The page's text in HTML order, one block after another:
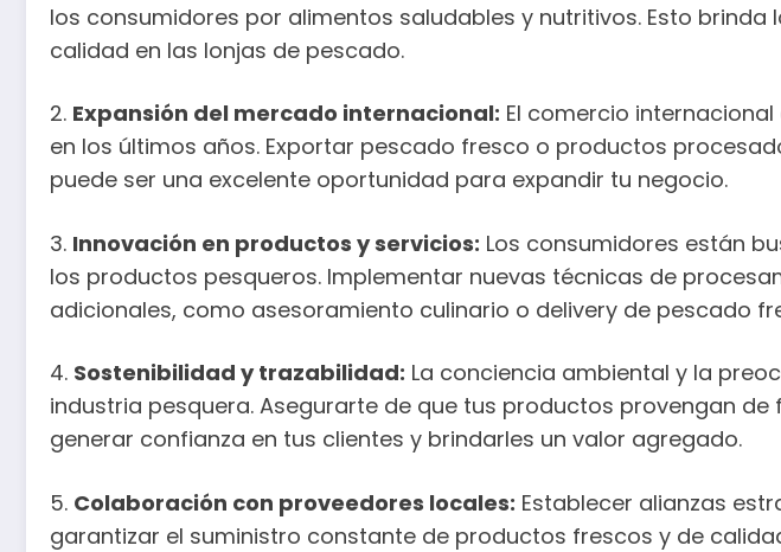
los consumidores por alimentos saludables y nutritivos. Esto
calidad en las lonjas de pescado.
2. Expansión del mercado internacional: El comercio
en los últimos años. Exportar pescado fresco o productos
puede ser una excelente oportunidad para expandir tu negocio.
3. Innovación en productos y servicios: Los consumidores están
los productos pesqueros. Implementar nuevas técnicas de
adicionales, como asesoramiento culinario o delivery de pescado
4. Sostenibilidad y trazabilidad: La conciencia ambiental y la
industria pesquera. Asegurarte de que tus productos provengan
generar confianza en tus clientes y brindarles un valor agregado.
5. Colaboración con proveedores locales: Establecer alianzas
garantizar el suministro constante de productos frescos y de